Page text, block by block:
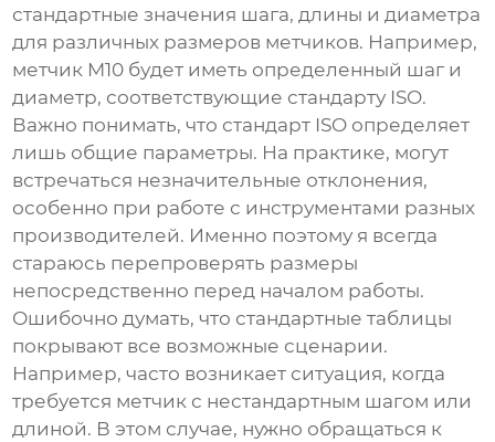
стандартные значения шага, длины и диаметра
для различных размеров метчиков. Например,
метчик M10 будет иметь определенный шаг и
диаметр, соответствующие стандарту ISO.
Важно понимать, что стандарт ISO определяет
лишь общие параметры. На практике, могут
встречаться незначительные отклонения,
особенно при работе с инструментами разных
производителей. Именно поэтому я всегда
стараюсь перепроверять размеры
непосредственно перед началом работы.
Ошибочно думать, что стандартные таблицы
покрывают все возможные сценарии.
Например, часто возникает ситуация, когда
требуется метчик с нестандартным шагом или
длиной. В этом случае, нужно обращаться к